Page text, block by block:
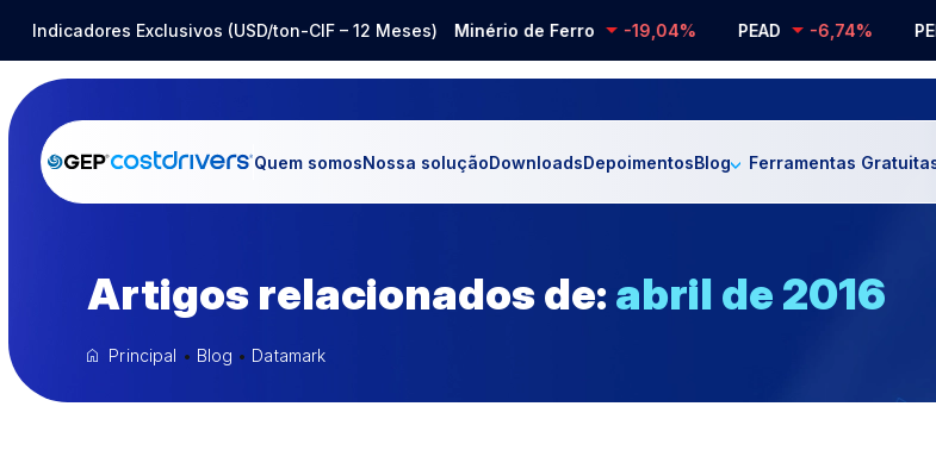
Indicadores Exclusivos (USD/ton-CIF – 12 Meses)
Aço Inox -14,80% Barrilha -25,12% Minério de Ferro -19,04% PEAD -6,74% PEBD
Quem somosNossa soluçãoDownloadsDepoimentosBlog Ferramentas
Artigos relacionados de: abril de 2016
Principal • Blog • Datamark